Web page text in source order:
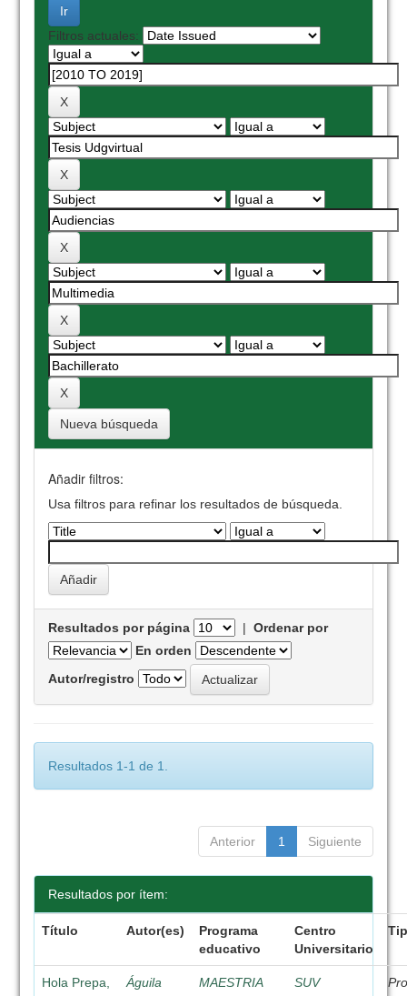
Filtros actuales:
Nueva búsqueda
Añadir filtros:
Usa filtros para refinar los resultados de búsqueda.
Resultados por página |Ordenar por
En orden
Autor/registro
Resultados 1-1 de 1.
Anterior 1 Siguiente
Resultados por ítem:
Título Autor(es)
Programa
educativo
Centro
Universitario
Hola Prepa,
Águila
MAESTRIA
SUV